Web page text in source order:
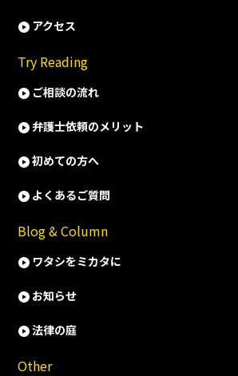
アクセス
Try Reading
ご相談の流れ
弁護士依頼のメリット
初めての方へ
よくあるご質問
Blog & Column
ワタシをミカタに
お知らせ
法律の庭
Other